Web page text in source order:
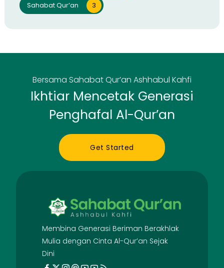
Sahabat Qur’an
3
Bersama Sahabat Qur’an Ashhabul Kahfi
Ikhtiar Mencetak Generasi
Penghafal Al-Qur’an
Get Started
Membina Generasi Beriman Berakhlak
Mulia dengan Cinta Al-Qur’an Sejak
Dini